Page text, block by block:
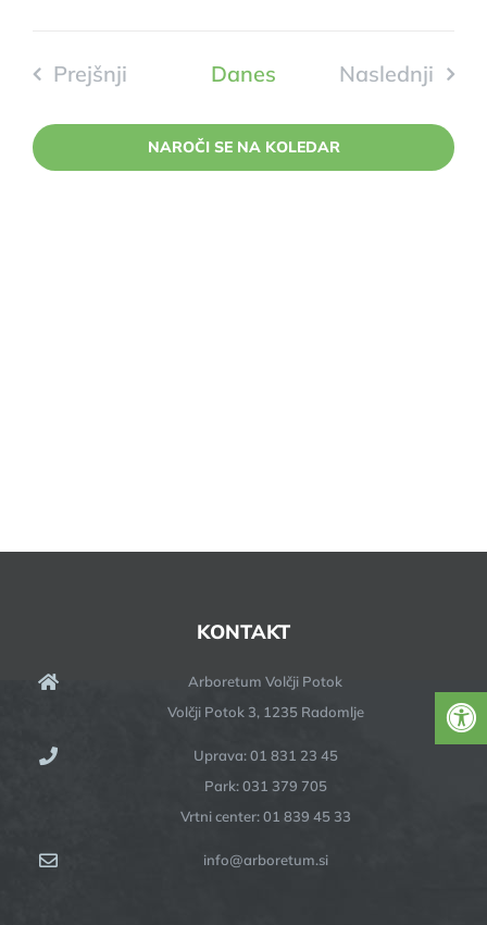
Prejšnji
Danes
Naslednji
NAROČI SE NA KOLEDAR
KONTAKT
Arboretum Volčji Potok
Volčji Potok 3, 1235 Radomlje
Uprava: 01 831 23 45
Park: 031 379 705
Vrtni center: 01 839 45 33
info@arboretum.si